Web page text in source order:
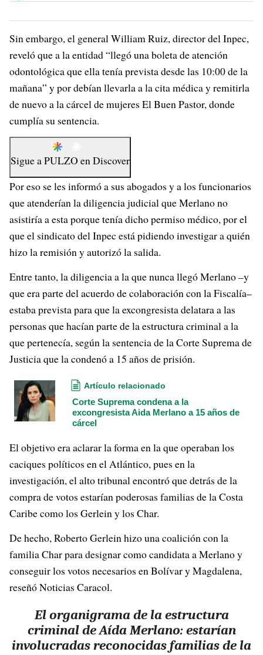
Sin embargo, el general William Ruiz, director del Inpec,
reveló que a la entidad “llegó una boleta de atención
odontológica que ella tenía prevista desde las 10:00 de la
mañana” y por debían llevarla a la cita médica y remitirla
de nuevo a la cárcel de mujeres El Buen Pastor, donde
cumplía su sentencia.
Sigue aPULZO enDiscover
Por eso se les informó a sus abogados y a los funcionarios
que atenderían la diligencia judicial que Merlano no
asistiría a esta porque tenía dicho permiso médico, por el
que el sindicato del Inpec está pidiendo investigar a quién
hizo la remisión y autorizó la salida.
Entre tanto, la diligencia a la que nunca llegó Merlano –y
que era parte del acuerdo de colaboración con la Fiscalía–
estaba prevista para que la excongresista delatara a las
personas que hacían parte de la estructura criminal a la
que pertenecía, según la sentencia de la Corte Suprema de
Justicia que la condenó a 15 años de prisión.
Artículo relacionado
Corte Suprema condena a la
excongresista Aida Merlano a 15 años de
cárcel
El objetivo era aclarar la forma en la que operaban los
caciques políticos en el Atlántico, pues en la
investigación, el alto tribunal encontró que detrás de la
compra de votos estarían poderosas familias de la Costa
Caribe como los Gerlein y los Char.
De hecho, Roberto Gerlein hizo una coalición con la
familia Char para designar como candidata a Merlano y
conseguir los votos necesarios en Bolívar y Magdalena,
reseñó Noticias Caracol.
El organigrama de la estructura
criminal de Aída Merlano: estarían
involucradas reconocidas familias de la